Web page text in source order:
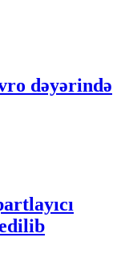
dəyərində